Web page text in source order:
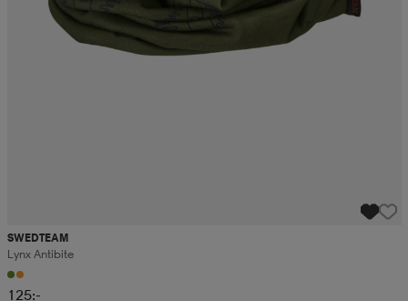
SWEDTEAM
Lynx Antibite
125:-